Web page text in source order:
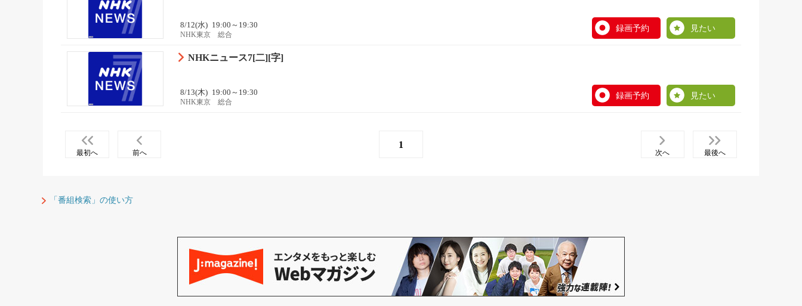
8/12(水) 19:00～19:30
NHK東京 総合
録画予約 見たい
NHKニュース7[二][字]
8/13(木) 19:00～19:30
NHK東京 総合
録画予約 見たい
最初へ 前へ
1
次へ 最後へ
「番組検索」の使い方